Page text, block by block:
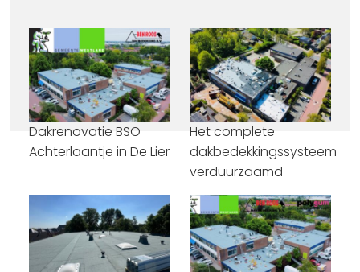
Dakrenovatie BSO
Achterlaantje in De Lier
Het complete
dakbedekkingssysteem
verduurzaamd